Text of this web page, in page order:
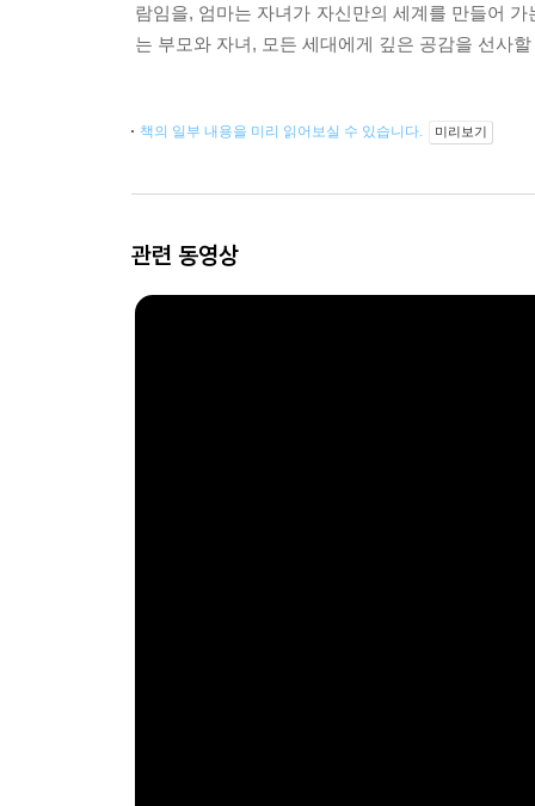
람임을, 엄마는 자녀가 자신만의 세계를 만들어
는 부모와 자녀, 모든 세대에게 깊은 공감을 선사
책의 일부 내용을 미리 읽어보실 수 있습니다. 미리보기
관련 동영상